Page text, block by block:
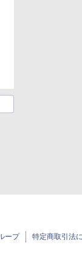
ープ 特定商取引法